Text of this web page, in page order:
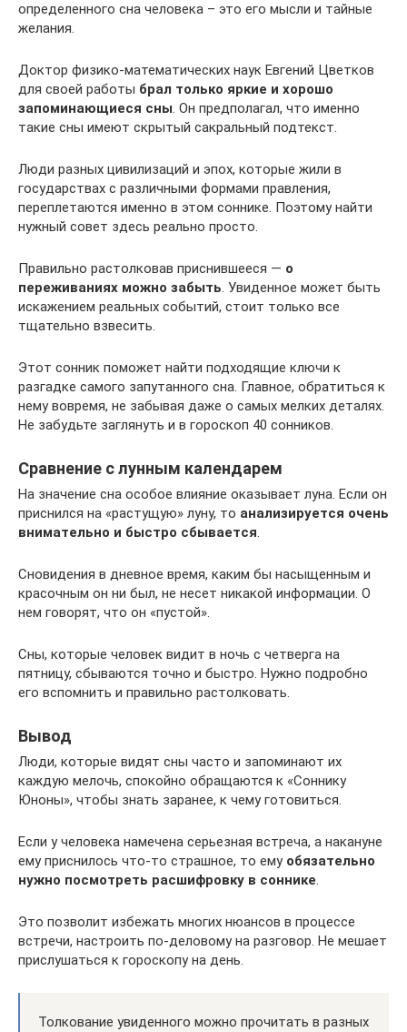
определенного сна человека – это его мысли и тайные
желания.
Доктор физико-математических наук Евгений Цветков
для своей работы брал только яркие и хорошо
запоминающиеся сны. Он предполагал, что именно
такие сны имеют скрытый сакральный подтекст.
Люди разных цивилизаций и эпох, которые жили в
государствах с различными формами правления,
переплетаются именно в этом соннике. Поэтому найти
нужный совет здесь реально просто.
Правильно растолковав приснившееся — о
переживаниях можно забыть. Увиденное может быть
искажением реальных событий, стоит только все
тщательно взвесить.
Этот сонник поможет найти подходящие ключи к
разгадке самого запутанного сна. Главное, обратиться к
нему вовремя, не забывая даже о самых мелких деталях.
Не забудьте заглянуть и в гороскоп 40 сонников.
Сравнение с лунным календарем
На значение сна особое влияние оказывает луна. Если он
приснился на «растущую» луну, то анализируется очень
внимательно и быстро сбывается.
Сновидения в дневное время, каким бы насыщенным и
красочным он ни был, не несет никакой информации. О
нем говорят, что он «пустой».
Сны, которые человек видит в ночь с четверга на
пятницу, сбываются точно и быстро. Нужно подробно
его вспомнить и правильно растолковать.
Вывод
Люди, которые видят сны часто и запоминают их
каждую мелочь, спокойно обращаются к «Соннику
Юноны», чтобы знать заранее, к чему готовиться.
Если у человека намечена серьезная встреча, а накануне
ему приснилось что-то страшное, то ему обязательно
нужно посмотреть расшифровку в соннике.
Это позволит избежать многих нюансов в процессе
встречи, настроить по-деловому на разговор. Не мешает
прислушаться к гороскопу на день.
Толкование увиденного можно прочитать в разных